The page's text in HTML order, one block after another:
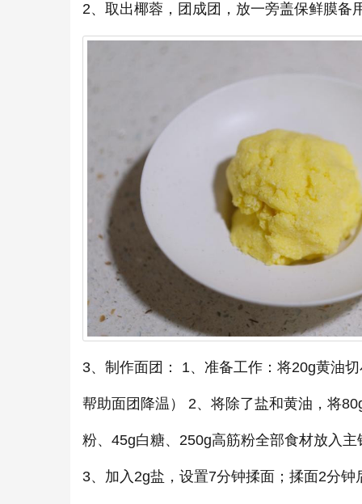
2、取出椰蓉，团成团，放一旁盖保鲜膜备
3、制作面团： 1、准备工作：将20g黄油
帮助面团降温） 2、将除了盐和黄油，将
粉、45g白糖、250g高筋粉全部食材放入
3、加入2g盐，设置7分钟揉面；揉面2分